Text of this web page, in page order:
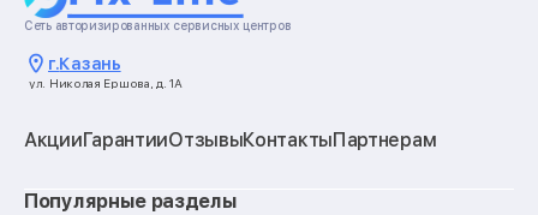
Сеть авторизированных сервисных центров
г.Казань
ул. Николая Ершова, д. 1А
АкцииГарантииОтзывыКонтактыПартнерам
Популярные разделы